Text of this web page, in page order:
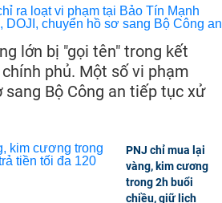
lớn bị "gọi tên" trong kết
phủ. Một số vi phạm
sang Bộ Công an tiếp tục xử
PNJ chỉ mua lại
vàng, kim cương
trong 2h buổi
chiều, giữ lịch